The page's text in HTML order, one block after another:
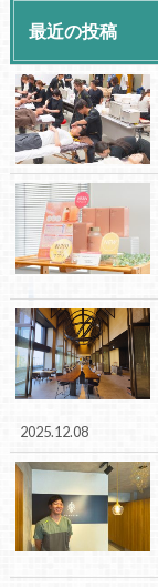
最近の投稿
2025.12.08